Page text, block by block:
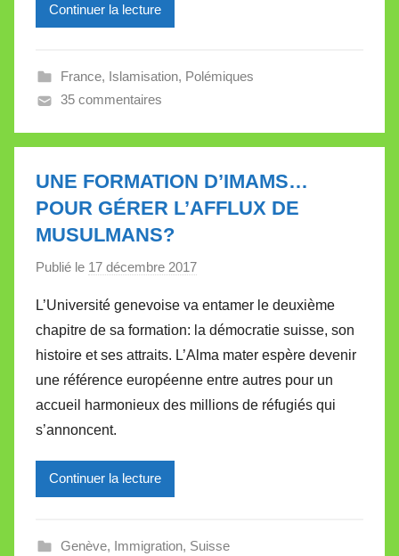
l
a
e
t
t
Continuer la lecture
France, Islamisation, Polémiques
35 commentaires
UNE FORMATION D’IMAMS…
POUR GÉRER L’AFFLUX DE
MUSULMANS?
Publié le 17 décembre 2017
r
M
i
r
e
a
L’Université genevoise va entamer le deuxième
chapitre de sa formation: la démocratie suisse, son
histoire et ses attraits. L’Alma mater espère devenir
une référence européenne entre autres pour un
accueil harmonieux des millions de réfugiés qui
s’annoncent.
Continuer la lecture
Genève, Immigration, Suisse